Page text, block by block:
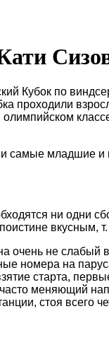
Кубок по
проходили
самые младшие
ни одни
вкусным,
очень не
номера на
старта,
меняющий
стоя всего